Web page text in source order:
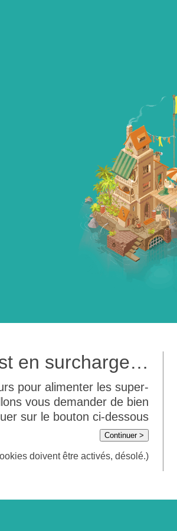
en surcharge…
pour alimenter les super-
vous demander de bien
sur le bouton ci-dessous
Continuer >
doivent être activés, désolé.)